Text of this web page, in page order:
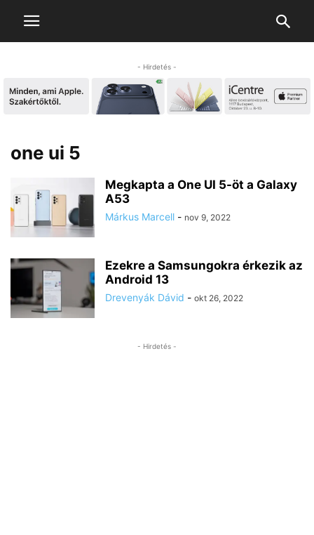
- Hirdetés -
one ui 5
Megkapta a One UI 5-öt a Galaxy
A53
Márkus Marcell - nov 9, 2022
Ezekre a Samsungokra érkezik az
Android 13
Drevenyák Dávid - okt 26, 2022
- Hirdetés -